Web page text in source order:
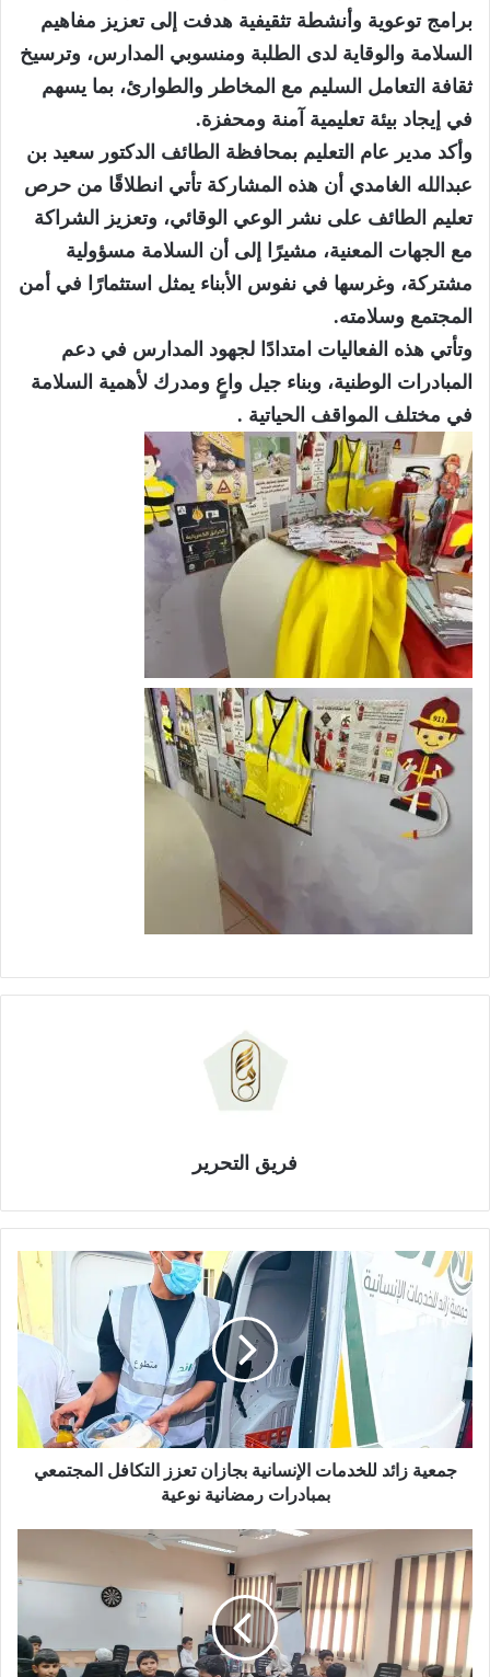
برامج توعوية وأنشطة تثقيفية هدفت إلى تعزيز مفاهيم
السلامة والوقاية لدى الطلبة ومنسوبي المدارس، وترسيخ
ثقافة التعامل السليم مع المخاطر والطوارئ، بما يسهم
في إيجاد بيئة تعليمية آمنة ومحفزة.
وأكد مدير عام التعليم بمحافظة الطائف الدكتور سعيد بن
عبدالله الغامدي أن هذه المشاركة تأتي انطلاقًا من حرص
تعليم الطائف على نشر الوعي الوقائي، وتعزيز الشراكة
مع الجهات المعنية، مشيرًا إلى أن السلامة مسؤولية
مشتركة، وغرسها في نفوس الأبناء يمثل استثمارًا في أمن
المجتمع وسلامته.
وتأتي هذه الفعاليات امتدادًا لجهود المدارس في دعم
المبادرات الوطنية، وبناء جيل واعٍ ومدرك لأهمية السلامة
في مختلف المواقف الحياتية .
فريق التحرير
ج
م
ع
ي
ة
ز
ا
ئ
د
م
ت
ا
جمعية زائد للخدمات الإنسانية بجازان تعزز التكافل المجتمعي
بمبادرات رمضانية نوعية
د
ر
س